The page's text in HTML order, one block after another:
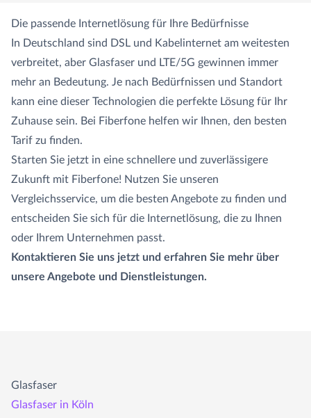
Die passende Internetlösung für Ihre Bedürfnisse
In Deutschland sind DSL und Kabelinternet am weitesten
verbreitet, aber Glasfaser und LTE/5G gewinnen immer
mehr an Bedeutung. Je nach Bedürfnissen und Standort
kann eine dieser Technologien die perfekte Lösung für Ihr
Zuhause sein. Bei Fiberfone helfen wir Ihnen, den besten
Tarif zu finden.
Starten Sie jetzt in eine schnellere und zuverlässigere
Zukunft mit Fiberfone! Nutzen Sie unseren
Vergleichsservice, um die besten Angebote zu finden und
entscheiden Sie sich für die Internetlösung, die zu Ihnen
oder Ihrem Unternehmen passt.
Kontaktieren Sie uns jetzt und erfahren Sie mehr über
unsere Angebote und Dienstleistungen.
Glasfaser
Glasfaser in Köln